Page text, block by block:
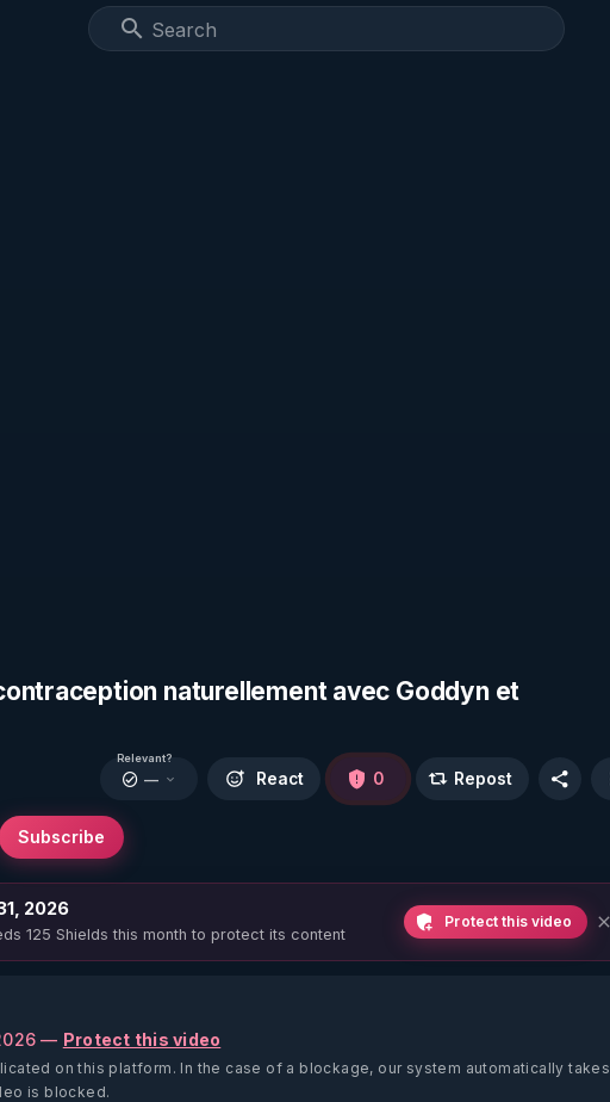
naturellement avec Goddyn et
Subscribe
Relevant?
— React 0 Repost
2026
125 Shields this month to protect its content
Protect this video
— Protect this video
on this platform. In the case of a blockage, our system automatically takes
is blocked.